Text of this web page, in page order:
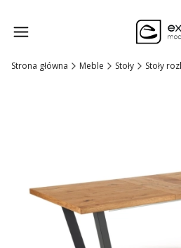
Strona główna Meble Stoły Stoły